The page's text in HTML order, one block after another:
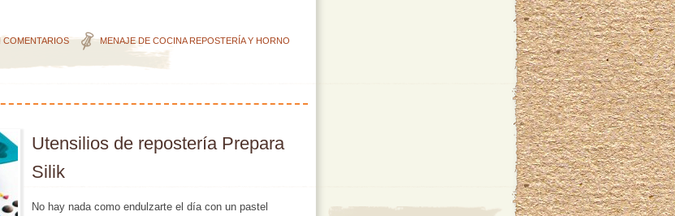
COMENTARIOS MENAJE DE COCINA REPOSTERÍA Y HORNO
Utensilios de repostería Prepara
Silik
No hay nada como endulzarte el día con un pastel